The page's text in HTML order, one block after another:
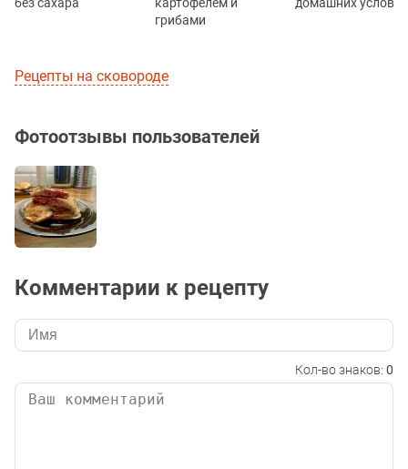
без сахара
картофелем и
грибами
домашних
Рецепты на сковороде
Фотоотзывы пользователей
Комментарии к рецепту
Кол-во знаков: 0